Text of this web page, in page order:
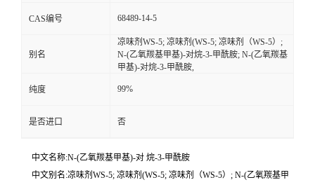
CAS编号 68489-14-5
别名
凉味剂WS-5; 凉味剂(WS-5; 凉味剂（WS-5）;
N-(乙氧羰基甲基)-对烷-3-甲酰胺; N-(乙氧羰基
甲基)-对烷-3-甲酰胺,
纯度 99%
是否进口 否
中文名称:N-(乙氧羰基甲基)-对 烷-3-甲酰胺
中文别名:凉味剂WS-5; 凉味剂(WS-5; 凉味剂（WS-5）; N-(乙氧羰基甲